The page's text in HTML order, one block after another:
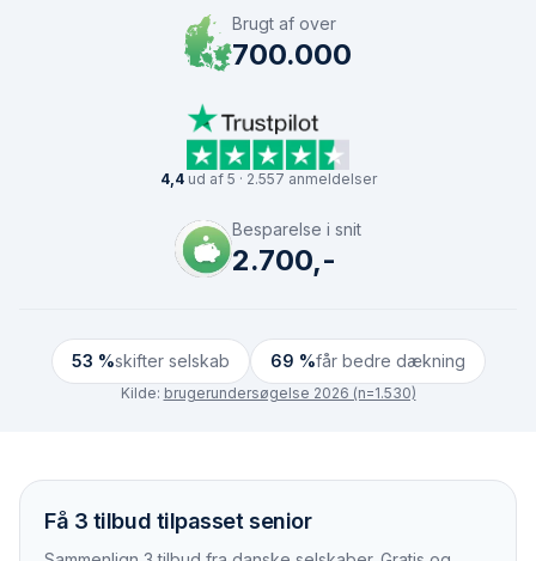
Brugt af over
700.000
4,4ud af 5 · 2.557 anmeldelser
Besparelse i snit
2.700,-
53 %skifter selskab 69 %får bedre dækning
Kilde: brugerundersøgelse 2026 (n=1.530)
Få 3 tilbud tilpasset senior